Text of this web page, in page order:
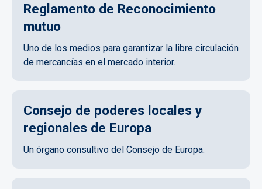
Reglamento de Reconocimiento
mutuo
Uno de los medios para garantizar la libre circulación
de mercancías en el mercado interior.
Consejo de poderes locales y
regionales de Europa
Un órgano consultivo del Consejo de Europa.